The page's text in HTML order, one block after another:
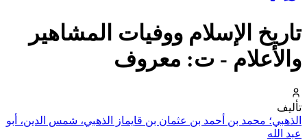
تاريخ الإسلام ووفيات المشاهير
والأعلام - ت: معروف
تأليف
الذهبي؛ محمد بن أحمد بن عثمان بن قايماز الذهبي، شمس الدين، أبو
عبد الله